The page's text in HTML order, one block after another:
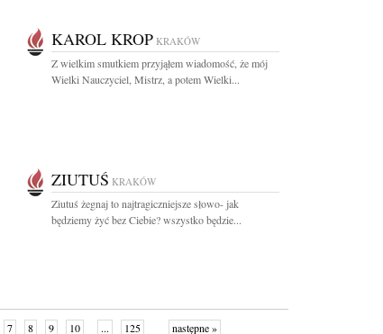
KAROL KROP KRAKÓW
Z wielkim smutkiem przyjąłem wiadomość, że mój
Wielki Nauczyciel, Mistrz, a potem Wielki...
ZIUTUŚ KRAKÓW
Ziutuś żegnaj to najtragiczniejsze słowo- jak
będziemy żyć bez Ciebie? wszystko będzie...
7 8 9 10 ... 125 następne »